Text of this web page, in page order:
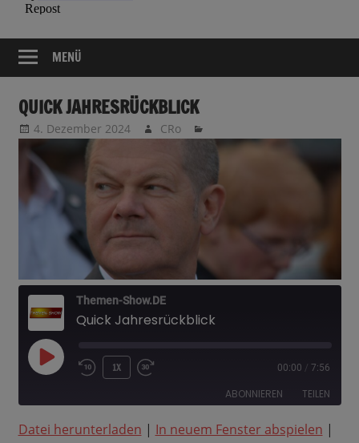
MENÜ
QUICK JAHRESRÜCKBLICK
4. Dezember 2024 CRo
Themen-Show.DE
Quick Jahresrückblick
PLAY
1X 00:00 / 7:56
ABONNIEREN TEILEN
Amazon Apple Podcasts
TEILEN
Datei herunterladen | In neuem Fenster abspielen |